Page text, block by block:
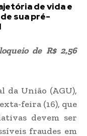
de vida e
sua pré-
de R$ 2,56
da União (AGU),
feira (16), que
devem ser
fraudes em